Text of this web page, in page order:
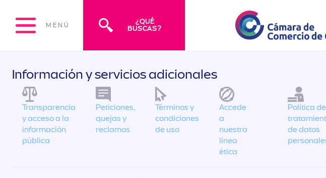
MENÚ
¿QUÉ
BUSCAS?
Información y servicios adicionales
Transparencia
y acceso a la
información
pública
Peticiones,
quejas y
reclamos
Términos y
condiciones
de uso
Accede
a
nuestra
línea
ética
Política de
de datos